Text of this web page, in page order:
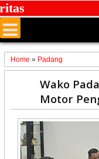
Home » Padang
Wako
Motor